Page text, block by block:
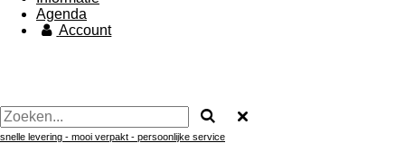
Agenda
Account
snelle levering - mooi verpakt - persoonlijke service